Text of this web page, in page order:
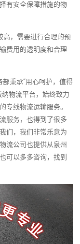
有安全保障措施的物
高，需要进行合理的预
费用的透明度和合理
秉承“用心呵护，值得
物流平台，始终致力
专线物流运输服务。
服务，也得到了很多
们，我们非常乐意为
流公司也提供从泉州
可以多多咨询，找到